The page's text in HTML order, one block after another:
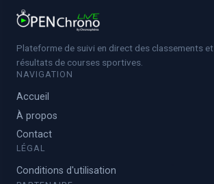
Plateforme de suivi en direct des classements et
résultats de courses sportives.
NAVIGATION
Accueil
À propos
Contact
LÉGAL
Conditions d'utilisation